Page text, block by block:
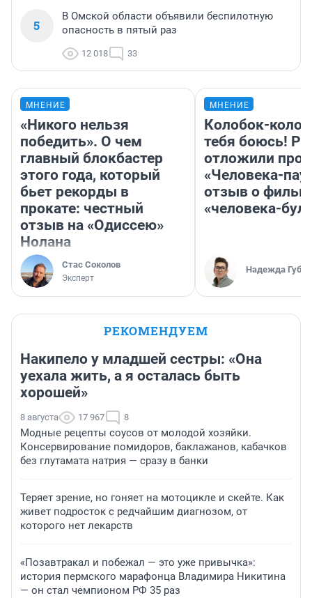
5
В Омской области объявили беспилотную
опасность в пятый раз
12 018 33
МНЕНИЕ
«Никого нельзя
победить». О чем
главный блокбастер
этого года, который
бьет рекорды в
прокате: честный
отзыв на «Одиссею»
Нолана
Стас Соколов
Эксперт
МНЕНИЕ
Колобок-
тебя боюсь!
отложили
«Человека-
отзыв о
«человека-
Надежда
РЕКОМЕНДУЕМ
Накипело у младшей сестры: «Она
уехала жить, а я осталась быть
хорошей»
8 августа 17 967 8
Модные рецепты соусов от молодой хозяйки.
Консервирование помидоров, баклажанов, кабачков
без глутамата натрия — сразу в банки
Теряет зрение, но гоняет на мотоцикле и скейте. Как
живет подросток с редчайшим диагнозом, от
которого нет лекарств
«Позавтракал и побежал — это уже привычка»:
история пермского марафонца Владимира Никитина
— он стал чемпионом РФ 35 раз